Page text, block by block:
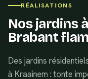
RÉALISATIONS
Nos jardins à
Brabant
Des jardins
à Kraainem : tonte